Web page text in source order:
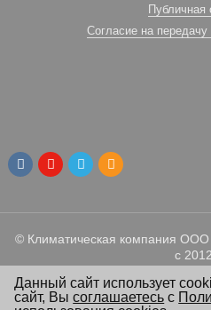
Публичная
Согласие на
© Климатическая компания
с 2012
Данный сайт использует
сайт, Высоглашаетесь с